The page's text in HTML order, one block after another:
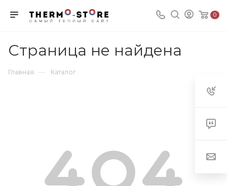
0
Страница не найдена
Главная — Каталог